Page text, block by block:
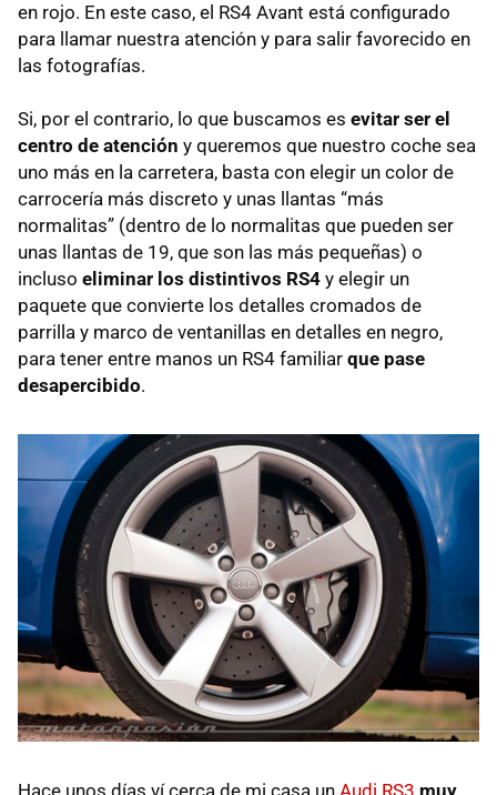
en rojo. En este caso, el RS4 Avant está configurado
para llamar nuestra atención y para salir favorecido en
las fotografías.
Si, por el contrario, lo que buscamos es evitar ser el
centro de atención y queremos que nuestro coche sea
uno más en la carretera, basta con elegir un color de
carrocería más discreto y unas llantas “más
normalitas” (dentro de lo normalitas que pueden ser
unas llantas de 19, que son las más pequeñas) o
incluso eliminar los distintivos RS4 y elegir un
paquete que convierte los detalles cromados de
parrilla y marco de ventanillas en detalles en negro,
para tener entre manos un RS4 familiar que pase
desapercibido.
Hace unos días ví cerca de mi casa un Audi RS3 muy